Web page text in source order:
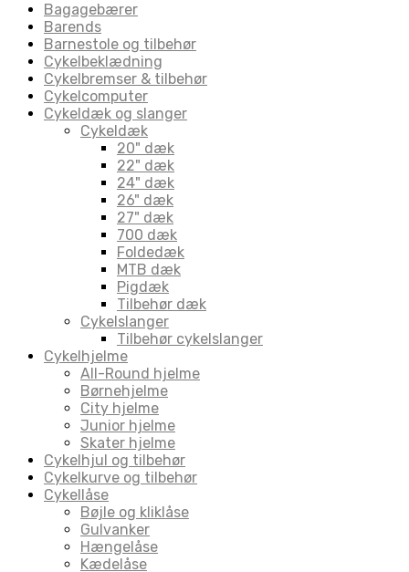
Bagagebærer
Barends
Barnestole og tilbehør
Cykelbeklædning
Cykelbremser & tilbehør
Cykelcomputer
Cykeldæk og slanger
Cykeldæk
20" dæk
22" dæk
24" dæk
26" dæk
27" dæk
700 dæk
Foldedæk
MTB dæk
Pigdæk
Tilbehør dæk
Cykelslanger
Tilbehør cykelslanger
Cykelhjelme
All-Round hjelme
Børnehjelme
City hjelme
Junior hjelme
Skater hjelme
Cykelhjul og tilbehør
Cykelkurve og tilbehør
Cykellåse
Bøjle og kliklåse
Gulvanker
Hængelåse
Kædelåse